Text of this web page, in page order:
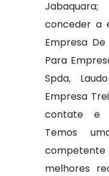
conceder a
Empresa
Para
Spda,
Empresa
contate e
Temos
melhores